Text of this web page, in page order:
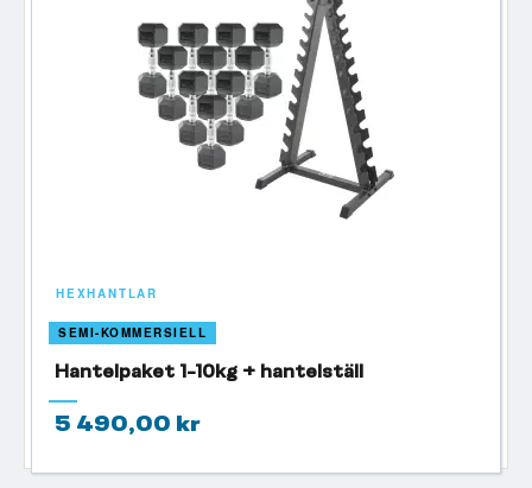
HEXHANTLAR
SEMI-KOMMERSIELL
Hantelpaket 1-10kg + hantelställ
5 490,00 kr